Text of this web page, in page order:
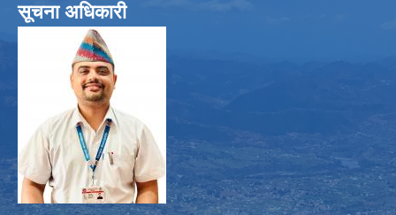
सूचना अधिकारी